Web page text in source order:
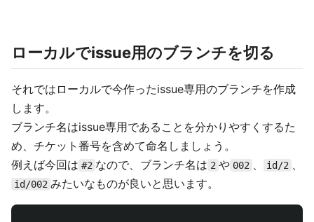
ローカルでissue用のブランチを切る
それではローカルで今作ったissue専用のブランチを作成
します。
ブランチ名はissue専用であることを分かりやすくするた
め、チケット番号を含めて命名しましょう。
例えば今回は #2 なので、ブランチ名は 2 や 002 、 id/2 、
id/002 みたいなものが良いと思います。